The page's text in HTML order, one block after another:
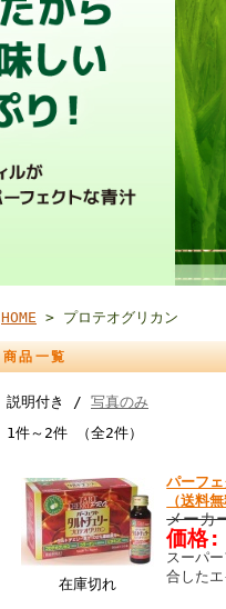
HOME > プロテオグリカン
商品一覧
説明付き / 写真のみ
1件～2件 （全2件）
在庫切れ
パーフ
（送料
メー
価格
スーパ
合した